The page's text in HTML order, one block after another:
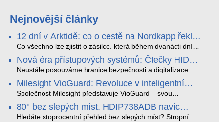
Nejnovější články
12 dní v Arktidě: co o cestě na Nordkapp řekla
data ze SMARTBOX 2 MAX
Co všechno lze zjistit o zásilce, která během dvanácti dní
projede Arktidou? SMARTBOX 2 MAX jsme vzali na trasu z
Tromsø přes Lofoty, Kirunu a finské Laponsko až na
Nordkapp. Bez jediného dobití, v mrazu až −13 °C a mimo
otřesy i náklon. Výsledkem není jen čára na mapě, ale
podrobný datový příběh celé cesty.
Nová éra přístupových systémů: Čtečky HID
Signo
Neustále posouváme hranice bezpečnosti a digitalizace.
v oblasti kontroly přístupu – moderní a vysoce univerzální
čtečky HID Signo.
Milesight VioGuard: Revoluce v inteligentní
detekci dopravních přestupků
Společnost Milesight představuje VioGuard – svou
dopravních přestupků. Tento systém, poháněný
sofistikovanými algoritmy umělé inteligence (AI), je navržen
80° bez slepých míst. HDIP738ADB navíc
streamuje na YouTube – bez PC.
Hledáte stoprocentní přehled bez slepých míst? Stropní